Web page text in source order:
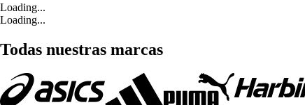
Loading...
Loading...
Todas nuestras marcas